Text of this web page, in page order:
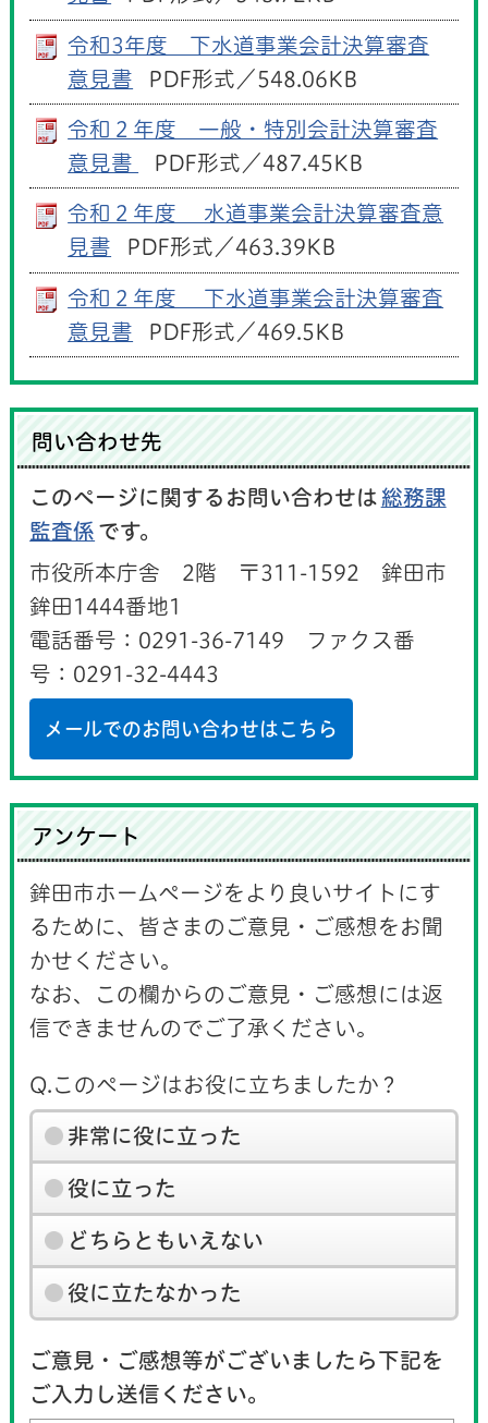
令和3年度 下水道事業会計決算審査
意見書
PDF形式／548.06KB
令和２年度 一般・特別会計決算審査
意見書
PDF形式／487.45KB
令和２年度 水道事業会計決算審査意
見書
PDF形式／463.39KB
令和２年度 下水道事業会計決算審査
意見書
PDF形式／469.5KB
問い合わせ先
このページに関するお問い合わせは 総務課
監査係 です。
市役所本庁舎 2階 〒311-1592 鉾田市
鉾田1444番地1
電話番号：0291-36-7149 ファクス番
号：0291-32-4443
メールでのお問い合わせはこちら
アンケート
鉾田市ホームページをより良いサイトにす
るために、皆さまのご意見・ご感想をお聞
かせください。
なお、この欄からのご意見・ご感想には返
信できませんのでご了承ください。
Q.このページはお役に立ちましたか？
非常に役に立った
役に立った
どちらともいえない
役に立たなかった
ご意見・ご感想等がございましたら下記を
ご入力し送信ください。